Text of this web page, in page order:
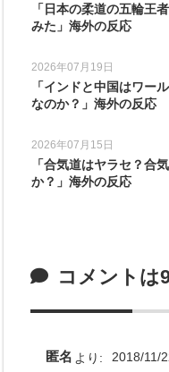
「日本の柔道の五輪王
みた」海外の反応
2026年07月19日
「インドと中国はワー
なのか？」海外の反応
2026年07月15日
「合気道はヤラセ？合
か？」海外の反応
コメントは
匿名 より: 2018/11/